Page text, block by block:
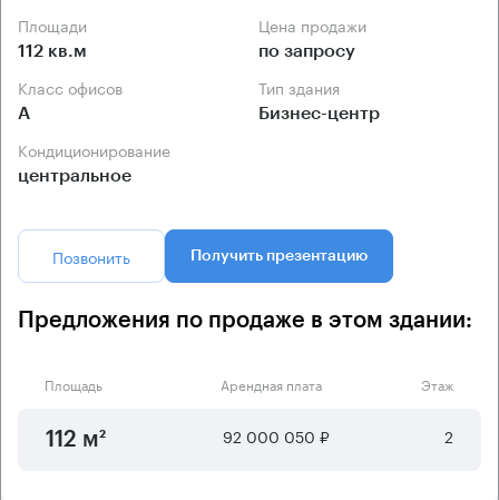
Площади
112 кв.м
Цена продажи
по запросу
Класс офисов
А
Тип здания
Бизнес-центр
Кондиционирование
центральное
Позвонить Получить презентацию
Предложения по продаже в этом здании:
Площадь Арендная плата Этаж
112 м² 92 000 050 ₽ 2